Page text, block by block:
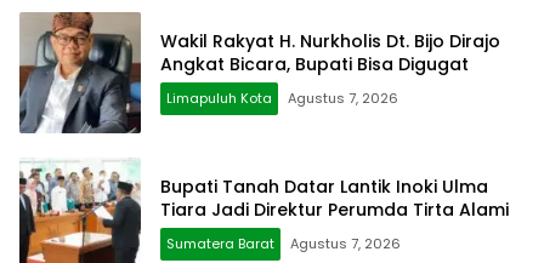
Wakil Rakyat H. Nurkholis Dt. Bijo Dirajo
Angkat Bicara, Bupati Bisa Digugat
Limapuluh Kota Agustus 7, 2026
Bupati Tanah Datar Lantik Inoki Ulma
Tiara Jadi Direktur Perumda Tirta Alami
Sumatera Barat Agustus 7, 2026